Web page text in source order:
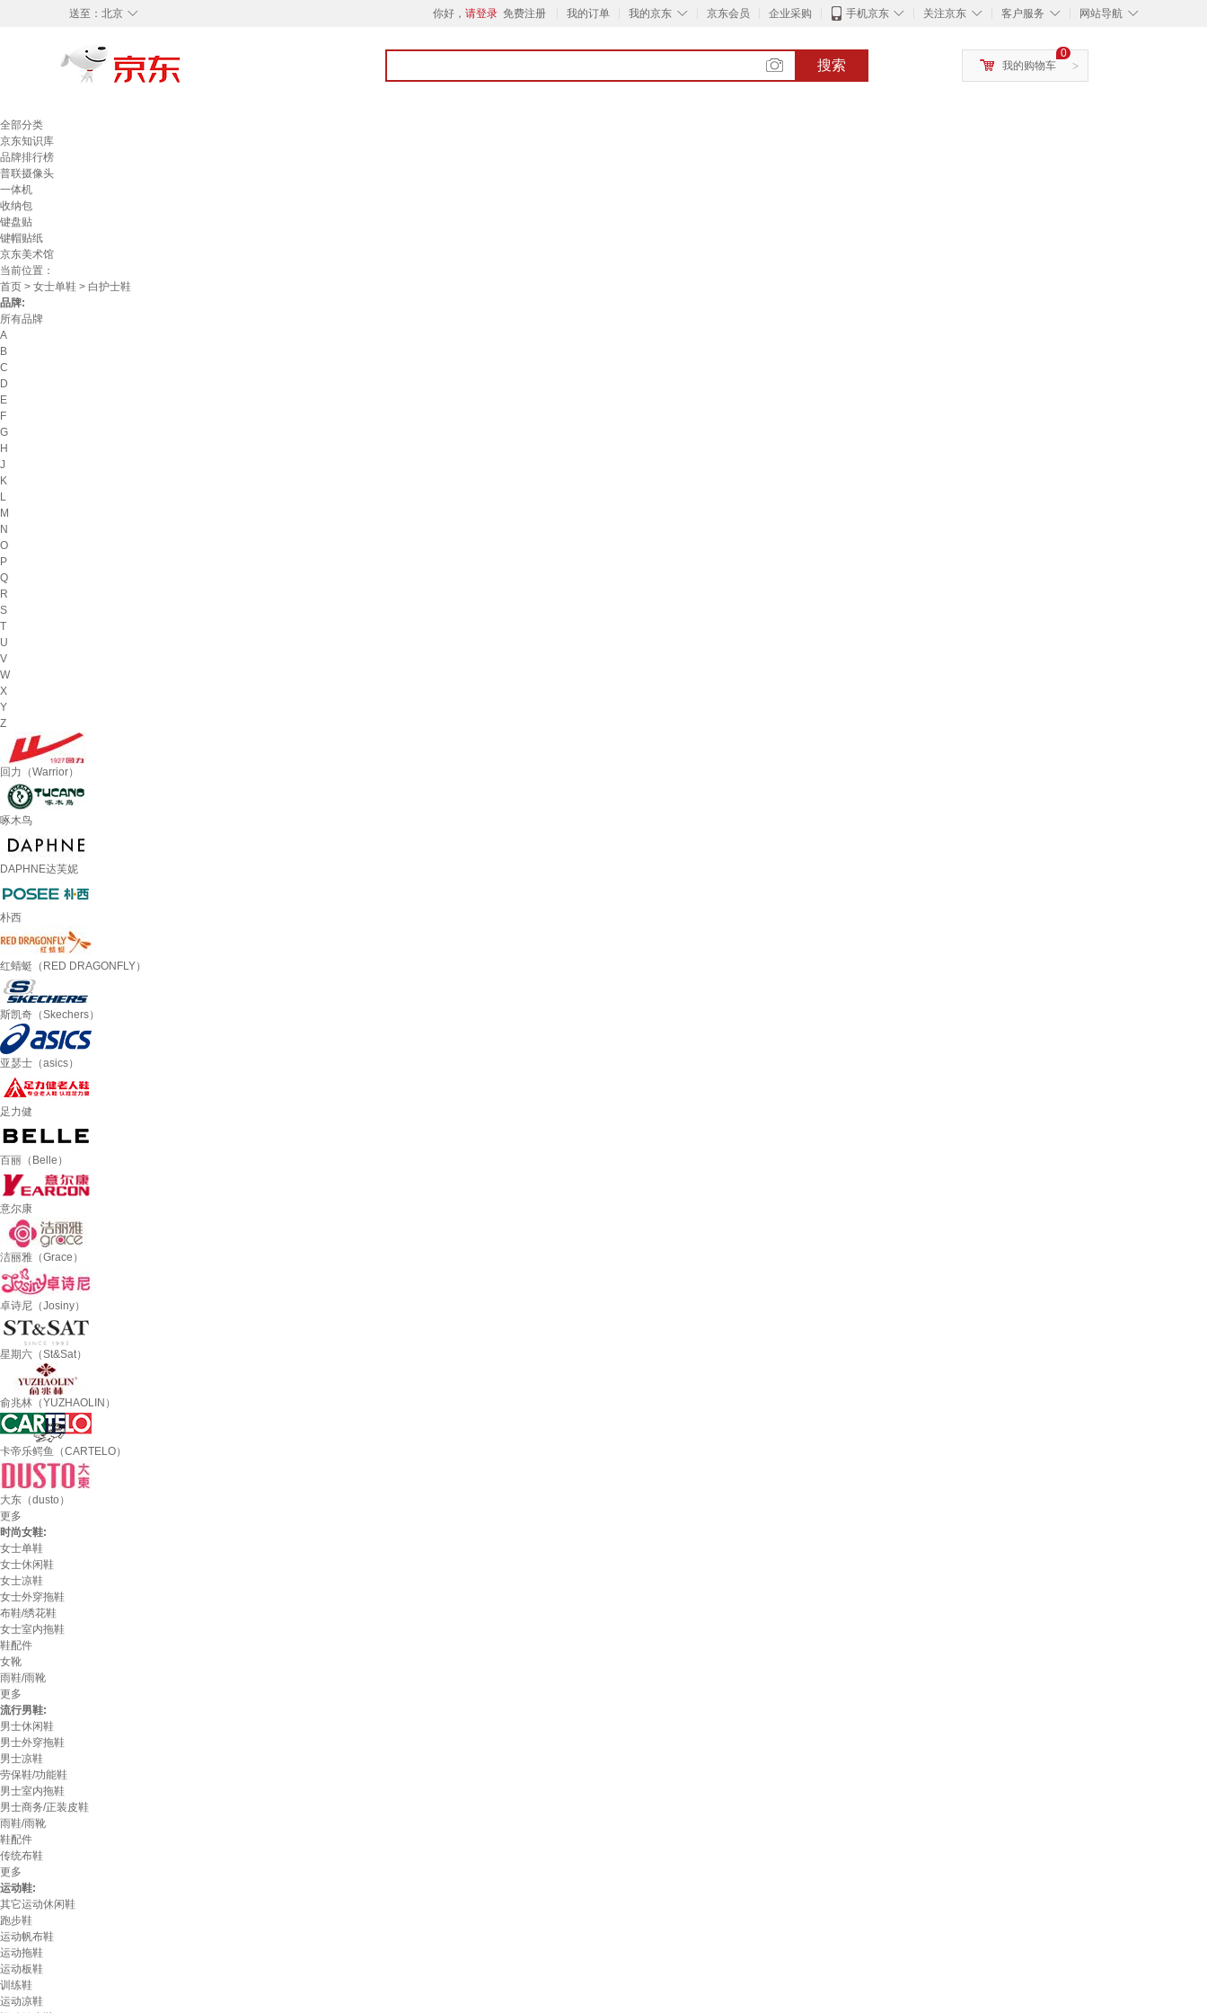
◇
送至： 北京 你好， 请登录 免费注册 我的订单 ◇
我的京东 京东会员 企业采购 ◇
手机京东 ◇
关注京东 ◇
客户服务 ◇
网站导航
搜索 >
0
我的购物车
全部分类
京东知识库
品牌排行榜
普联摄像头
一体机
收纳包
键盘贴
键帽贴纸
京东美术馆
当前位置：
首页 > 女士单鞋 > 白护士鞋
品牌:
所有品牌
A
B
C
D
E
F
G
H
J
K
L
M
N
O
P
Q
R
S
T
U
V
W
X
Y
Z
回力（Warrior）
啄木鸟
DAPHNE达芙妮
朴西
红蜻蜓（RED DRAGONFLY）
斯凯奇（Skechers）
亚瑟士（asics）
足力健
百丽（Belle）
意尔康
洁丽雅（Grace）
卓诗尼（Josiny）
星期六（St&Sat）
俞兆林（YUZHAOLIN）
卡帝乐鳄鱼（CARTELO）
大东（dusto）
更多
时尚女鞋:
女士单鞋
女士休闲鞋
女士凉鞋
女士外穿拖鞋
布鞋/绣花鞋
女士室内拖鞋
鞋配件
女靴
雨鞋/雨靴
更多
流行男鞋:
男士休闲鞋
男士外穿拖鞋
男士凉鞋
劳保鞋/功能鞋
男士室内拖鞋
男士商务/正装皮鞋
雨鞋/雨靴
鞋配件
传统布鞋
更多
运动鞋:
其它运动休闲鞋
跑步鞋
运动帆布鞋
运动拖鞋
运动板鞋
训练鞋
运动凉鞋